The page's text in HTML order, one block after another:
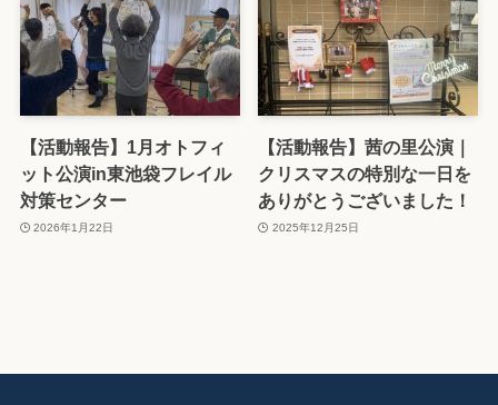
【活動報告】1月オトフィ
ット公演in東池袋フレイル
対策センター
2026年1月22日
【活動報告】茜の里公演｜
クリスマスの特別な一日を
ありがとうございました！
2025年12月25日